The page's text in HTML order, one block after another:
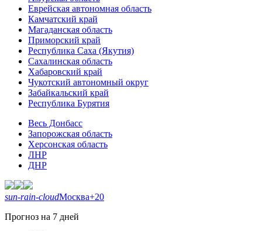
Еврейская автономная область
Камчатский край
Магаданская область
Приморский край
Республика Саха (Якутия)
Сахалинская область
Хабаровский край
Чукотский автономный округ
Забайкальский край
Республика Бурятия
Весь Донбасс
Запорожская область
Херсонская область
ЛНР
ДНР
sun-rain-cloudМосква+20
Прогноз на 7 дней